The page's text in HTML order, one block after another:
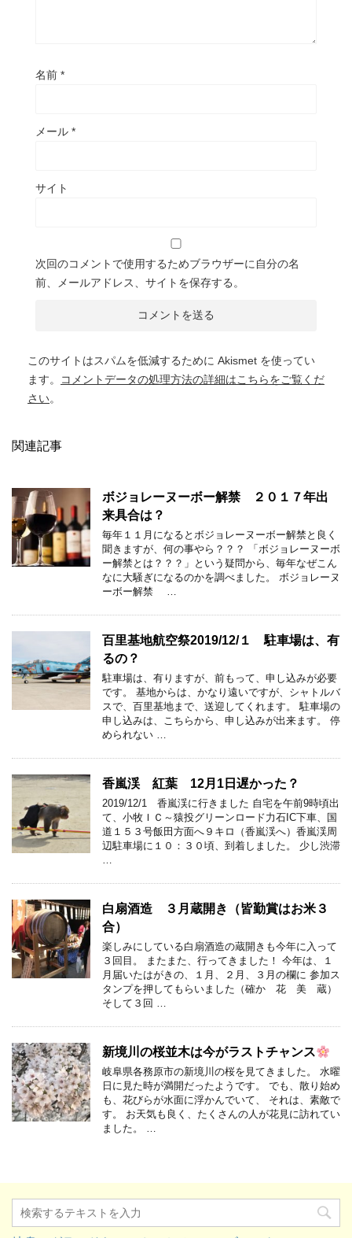
名前 *
メール *
サイト
次回のコメントで使用するためブラウザーに自分の名
前、メールアドレス、サイトを保存する。
このサイトはスパムを低減するために Akismet を使ってい
ます。
コメントデータの処理方法の詳細はこちらをご覧くだ
さい。
関連記事
ボジョレーヌーボー解禁 ２０１７年出
来具合は？
毎年１１月になるとボジョレーヌーボー解禁と良く
聞きますが、何の事やら？？？ 「ボジョレーヌーボ
ー解禁とは？？？」という疑問から、毎年なぜこん
なに大騒ぎになるのかを調べました。 ボジョレーヌ
ーボー解禁 …
百里基地航空祭2019/12/１ 駐車場は、有
るの？
駐車場は、有りますが、前もって、申し込みが必要
です。 基地からは、かなり遠いですが、シャトルバ
スで、百里基地まで、送迎してくれます。 駐車場の
申し込みは、こちらから、申し込みが出来ます。 停
められない …
香嵐渓 紅葉 12月1日遅かった？
2019/12/1 香嵐渓に行きました 自宅を午前9時頃出
て、小牧ＩＣ～猿投グリーンロード力石IC下車、国
道１５３号飯田方面へ９キロ（香嵐渓へ）香嵐渓周
辺駐車場に１０：３０頃、到着しました。 少し渋滞
…
白扇酒造 ３月蔵開き（皆勤賞はお米３
合）
楽しみにしている白扇酒造の蔵開きも今年に入って
３回目。 またまた、行ってきました！ 今年は、１
月届いたはがきの、１月、２月、３月の欄に 参加ス
タンプを押してもらいました（確か 花 美 蔵）
そして３回 …
新境川の桜並木は今がラストチャンス
岐阜県各務原市の新境川の桜を見てきました。 水曜
日に見た時が満開だったようです。 でも、散り始め
も、花びらが水面に浮かんでいて、 それは、素敵で
す。 お天気も良く、たくさんの人が花見に訪れてい
ました。 …